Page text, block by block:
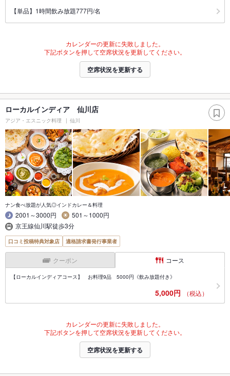
【単品】1時間飲み放題777円/名
カレンダーの更新に失敗しました。
下記ボタンを押して空席状況を更新してください。
空席状況を更新する
ローカルインディア 仙川店
アジア・エスニック料理 仙川
ナン食べ放題が人気◎インドカレー＆料理
2001～3000円
501～1000円
京王線仙川駅徒歩3分
口コミ投稿特典対象店 適格請求書発行事業者
クーポン コース
【ローカルインディアコース】 お料理9品 5000円《飲み放題付き》
5,000円 （税込）
カレンダーの更新に失敗しました。
下記ボタンを押して空席状況を更新してください。
空席状況を更新する